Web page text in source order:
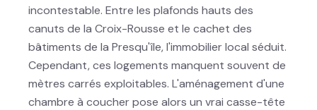
incontestable. Entre les plafonds hauts des
canuts de la Croix-Rousse et le cachet des
bâtiments de la Presqu'île, l'immobilier local séduit.
Cependant, ces logements manquent souvent de
mètres carrés exploitables. L'aménagement d'une
chambre à coucher pose alors un vrai casse-tête